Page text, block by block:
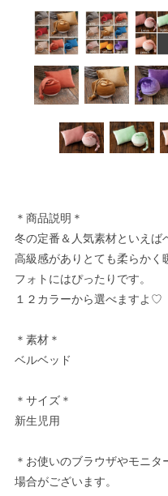
＊商品説明＊
冬の定番＆人気素材といえば
高級感がありとても柔らかく
フォトにはぴったりです。
１２カラーから選べますよ♡
＊素材＊
ベルベッド
＊サイズ＊
新生児用
＊お使いのブラウザやモニ
場合がございます。